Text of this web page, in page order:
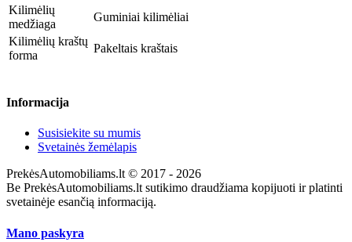
Kilimėlių
medžiaga
Guminiai kilimėliai
Kilimėlių kraštų
forma
Pakeltais kraštais
Informacija
Susisiekite su mumis
Svetainės žemėlapis
PrekėsAutomobiliams.lt © 2017 - 2026
Be PrekėsAutomobiliams.lt sutikimo draudžiama kopijuoti ir platinti
svetainėje esančią informaciją.
Mano paskyra